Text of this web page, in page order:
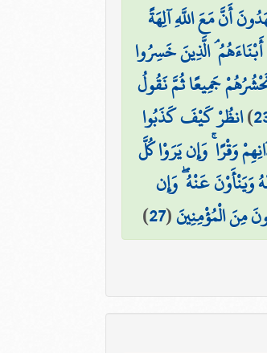
أَنَّ مَعَ اللَّهِ آلِهَةً
الَّذِينَ خَسِرُوا
جَمِيعًا ثُمَّ نَقُولُ
)انظُرْ كَيْفَ كَذَبُوا
وَقْرًا ۚ وَإِن يَرَوْا كُلَّ
وَيَنْأَوْنَ عَنْهُ ۖ وَإِن
مِنَ الْمُؤْمِنِينَ(
27
)